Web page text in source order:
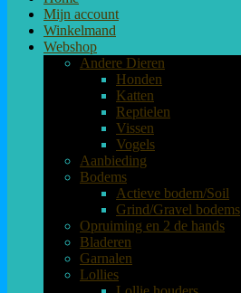
Mijn account
Winkelmand
Webshop
Andere Dieren
Honden
Katten
Reptielen
Vissen
Vogels
Aanbieding
Bodems
Actieve bodem/Soil
Grind/Gravel bodems
Opruiming en 2 de hands
Bladeren
Garnalen
Lollies